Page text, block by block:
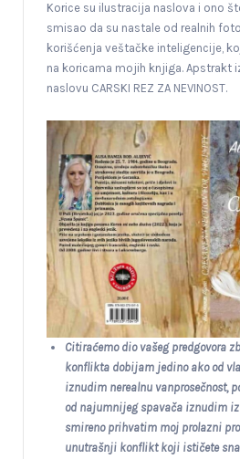
Korice su ilustracija naslova i ono
smisao da su nastale od realnih
korišćenja veštačke inteligencije,
na koricama mojih knjiga. Apstrakt
naslovu CARSKI REZ ZA NEVINOST.
Citiraćemo dio vašeg predgovora
konflikta dobijam jedino ako od
iznudim nerealnu vanprosečnost,
od najumnijeg spavača iznudim
smireno prihvatim moj prolazni
unutrašnji konflikt koji ističete